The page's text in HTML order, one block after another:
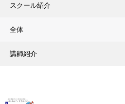
スクール紹介
全体
講師紹介